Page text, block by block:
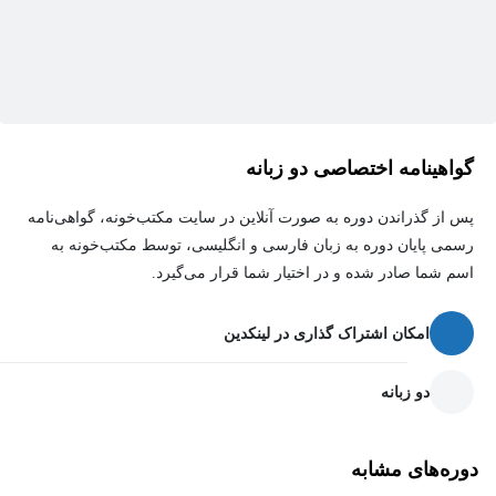
پس دانستیم یادگیری تکنیک های شادزیستی به منظور داشتن حال خوب
، برای هر فردی یک ضرورته ☺️
از شما بانوی گرانقدری که مشغول خانه داری هستید تا شما دانشجو و
پس چنانچه داشتن حال خوب و یادگیری اصول شادزیستی برای شما
اهمیت دارد حتما در این مینی دوره کوتاه مدت با ما همراه باشید تا از
شادزیستی می توانید در زمان کوتاه بعد از انجام تمرینات حال بهتری را
گواهینامه اختصاصی دو زبانه
پس از گذراندن دوره به صورت آنلاین در سایت مکتب‌خونه، گواهی‌نامه
رسمی پایان دوره به زبان فارسی و انگلیسی، توسط مکتب‌خونه به
اسم شما صادر شده و در اختیار شما قرار می‌گیرد.
امکان اشتراک گذاری در لینکدین
دو زبانه
دوره‌های مشابه